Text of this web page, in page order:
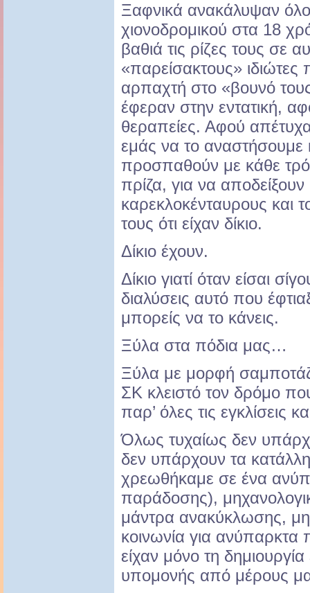
Ξαφνικά ανακάλυψαν όλοι
χιονοδρομικού στα 18
βαθιά τις ρίζες τους σε
«παρείσακτους»
αρπαχτή στο «βουνό
έφεραν στην εντατική,
θεραπείες. Αφού
εμάς να το αναστήσουμε
προσπαθούν με κάθε
πρίζα, για να
καρεκλοκένταυρους και
τους ότι είχαν δίκιο.
Δίκιο έχουν.
Δίκιο γιατί όταν είσαι
διαλύσεις αυτό που
μπορείς να το κάνεις.
Ξύλα στα πόδια μας…
Ξύλα με μορφή
ΣΚ κλειστό τον δρόμο
παρ’ όλες τις εγκλίσεις
Όλως τυχαίως δεν
δεν υπάρχουν τα
χρεωθήκαμε σε ένα
παράδοσης),
μάντρα ανακύκλωσης,
κοινωνία για
είχαν μόνο τη
υπομονής από μέρους